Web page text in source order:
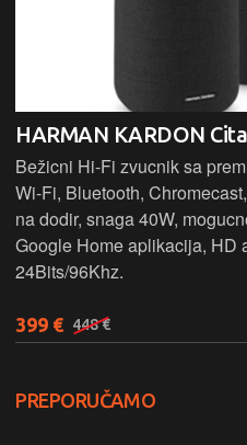
HARMAN KARDON
Bežicni Hi-Fi zvucnik sa
Wi-Fi, Bluetooth,
na dodir, snaga 40W,
Google Home aplikacija, HD
24Bits/96Khz.
399 € 448 €
PREPORUČAMO